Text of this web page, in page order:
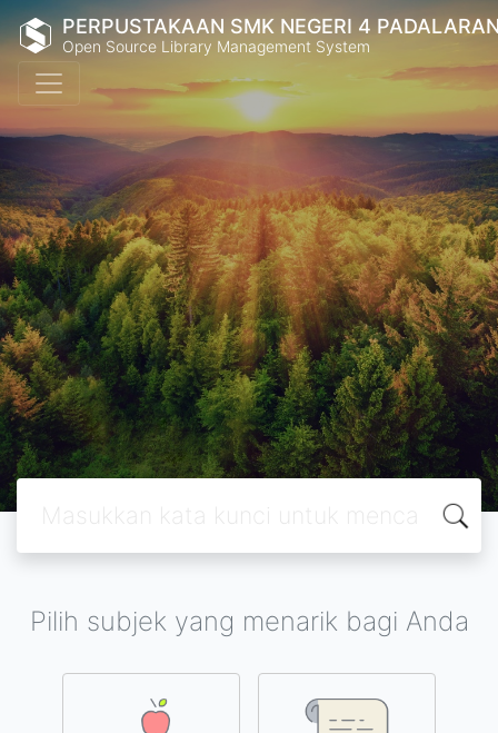
PERPUSTAKAAN SMK NEGERI 4
Open Source Library Management System
Pilih subjek yang menarik bagi Anda